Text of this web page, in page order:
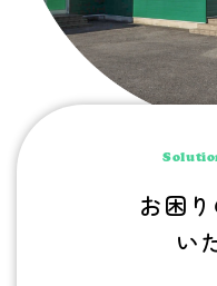
お困
い